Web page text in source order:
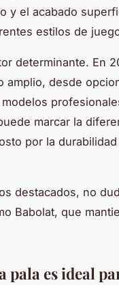
y el acabado
estilos de
determinante. En
amplio, desde
marcar la
por la
destacados, no
Babolat, que
pala es ideal